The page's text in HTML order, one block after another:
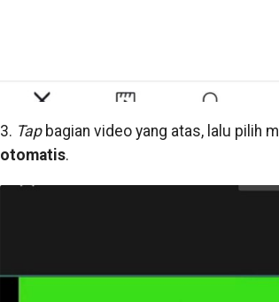
3. Tapbagian video yang atas, lalu pilih
otomatis.